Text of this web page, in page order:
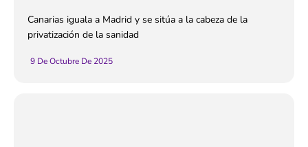
Canarias iguala a Madrid y se sitúa a la cabeza de la
privatización de la sanidad
9 De Octubre De 2025